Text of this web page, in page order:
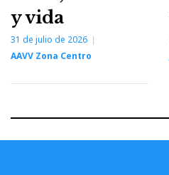
y vida
31 de julio de 2026
AAVV Zona Centro